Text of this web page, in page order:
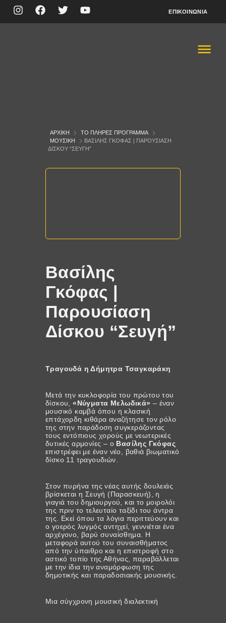
ΕΠΙΚΟΙΝΩΝΊΑ
ΑΡΧΙΚΉ
ΤΟ ΠΛΉΡΕΣ ΠΡΌΓΡΑΜΜΑ
ΜΟΥΣΙΚΉ
ΒΑΣΊΛΗΣ ΓΚΌΦΑΣ | ΠΑΡΟΥΣΊΑΣΗ
ΔΊΣΚΟΥ “ΣΕΥΓΉ”
Βασίλης
Γκόφας |
Παρουσίαση
Δίσκου “Σευγή”
Τραγουδά η Δήμητρα Τσαγκαράκη
Μετά την κυκλοφορία του πρώτου του
δίσκου,«Νύγματα Μελωδικά» – έναν
μουσικό καμβά όπου η κλασική
επτάχορδη κιθάρα αναζήτησε τον ρόλο
της στην παράδοση συγκεράζοντας
τους εντόπιους χορούς με νεωτερικές
δυτικές αρμονίες – ο Βασίλης Γκόφας
επιστρέφει με έναν νέο, βαθιά βιωματικό
δίσκο 11 τραγουδιών.
Στον πυρήνα της νέας αυτής δουλειάς
βρίσκεται η Σευγή (Παρασκευή), η
γιαγιά του δημιουργού, και το μοιρολόι
της πριν το τελευταίο ταξίδι του άντρα
της. Εκεί όπου τα λόγια περιττεύουν και
ο γοερός λυγμός αντηχεί, γεννιέται ένα
αρχέγονο, βαρύ συναίσθημα. Η
μεταφορά αυτού του συναισθήματος
από την ύπαιθρο και η επιστροφή στο
αστικό τοπίο της Αθήνας, παραβάλλεται
με την ίδια την αναμόρφωση της
δημοτικής και παραδοσιακής μουσικής.
Μια σύγχρονη μουσική διαλεκτική